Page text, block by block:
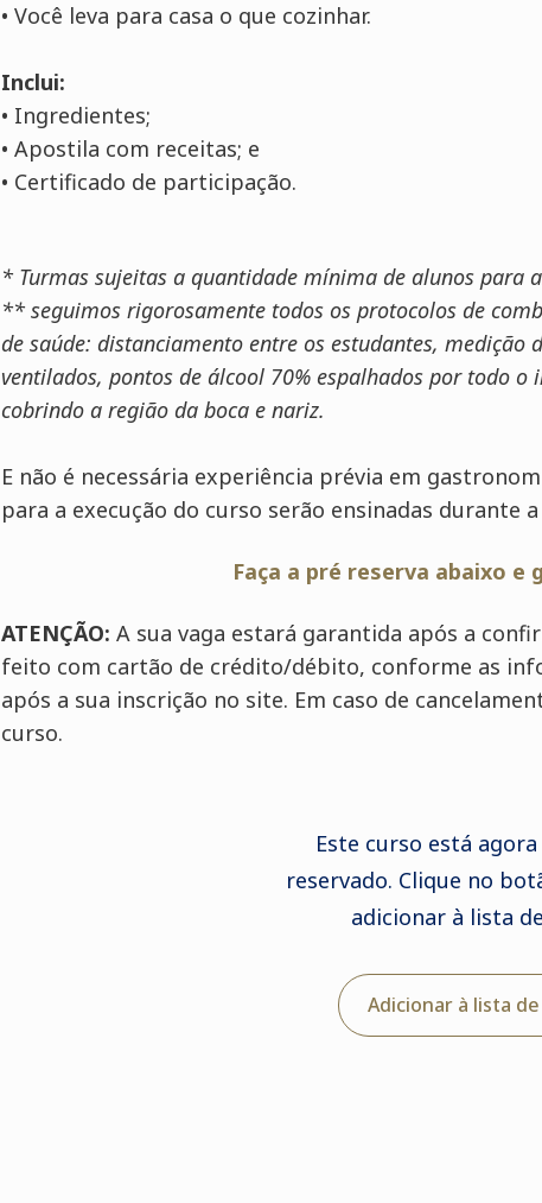
• Você leva para casa o que cozinhar.
Inclui:
• Ingredientes;
• Apostila com receitas; e
• Certificado de participação.
* Turmas sujeitas a quantidade mínima de alunos para
** seguimos rigorosamente todos os protocolos de
de saúde: distanciamento entre os estudantes,
ventilados, pontos de álcool 70% espalhados por todo
cobrindo a região da boca e nariz.
E não é necessária experiência prévia em
para a execução do curso serão ensinadas durante
Faça a pré reserva abaixo e
ATENÇÃO: A sua vaga estará garantida após a
feito com cartão de crédito/débito, conforme as
após a sua inscrição no site. Em caso de
curso.
Este curso está
reservado. Clique no
adicionar à lista
Adicionar à lista